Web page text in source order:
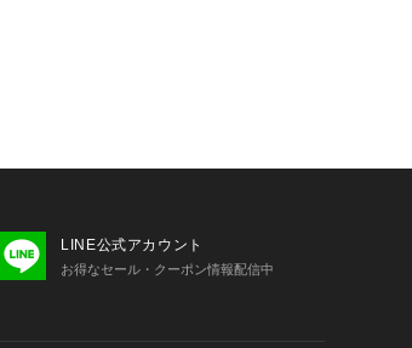
LINE公式アカウント
お得なセール・クーポン情報配信中